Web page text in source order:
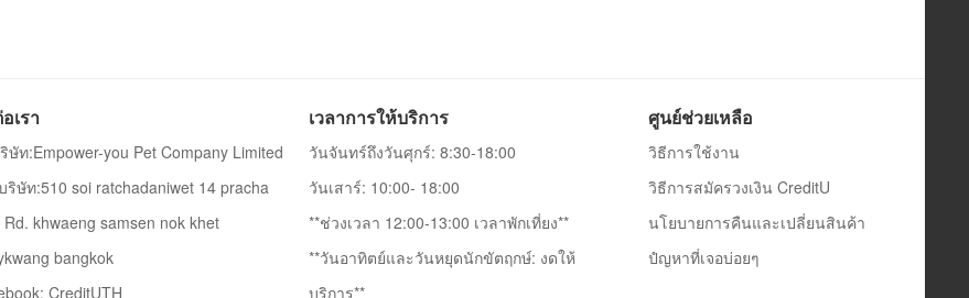
เรา
ษัท:Empower-you Pet Company Limited
ริษัท:510 soi ratchadaniwet 14 pracha
Rd. khwaeng samsen nok khet
bangkok
CreditUTH
เวลาการให้บริการ
วันจันทร์ถึงวันศุกร์: 8:30-18:00
วันเสาร์: 10:00- 18:00
**ช่วงเวลา 12:00-13:00 เวลาพักเที่ยง**
**วันอาทิตย์และวันหยุดนักขัตฤกษ์: งดให้
บริการ**
ศูนย์ช่วยเหลือ
วิธีการใช้งาน
วิธีการสมัครวงเงิน CreditU
นโยบายการคืนและเปลี่ยนสินค้า
ปํญหาที่เจอบ่อยๆ